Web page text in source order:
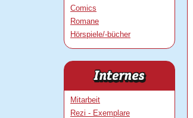
Comics
Romane
Hörspiele/-bücher
Mitarbeit
Rezi - Exemplare